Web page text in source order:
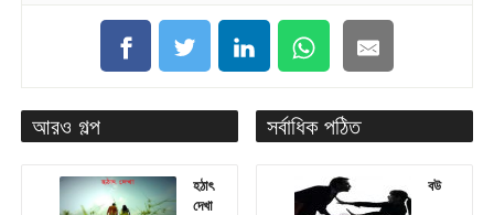
আরও গল্প
হঠাৎ
দেখা
সর্বাধিক পঠিত
বউ